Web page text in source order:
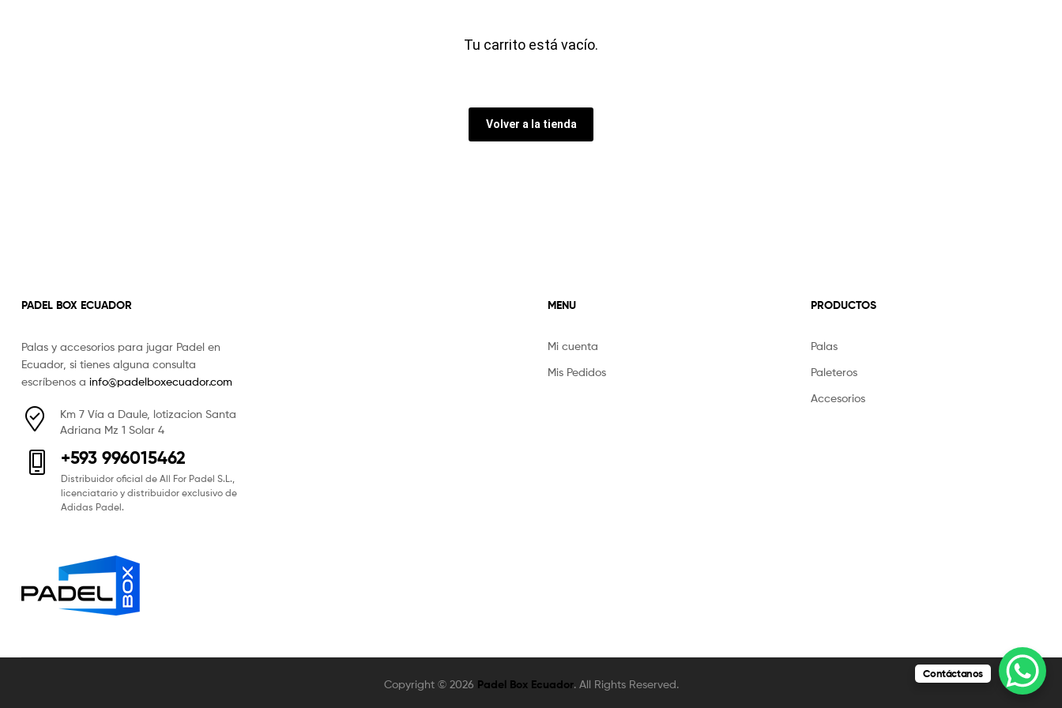
Tu carrito está vacío.
Volver a la tienda
PADEL BOX ECUADOR
Palas y accesorios para jugar Padel en
Ecuador, si tienes alguna consulta
escríbenos a info@padelboxecuador.com
Km 7 Vía a Daule, lotizacion Santa
Adriana Mz 1 Solar 4
+593 996015462
Distribuidor oficial de All For Padel S.L.,
licenciatario y distribuidor exclusivo de
Adidas Padel.
MENU
Mi cuenta
Mis Pedidos
PRODUCTOS
Palas
Paleteros
Accesorios
Copyright © 2026 Padel Box Ecuador. All Rights Reserved.
Contáctanos